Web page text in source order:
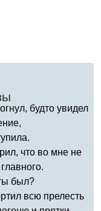
будто увидел
что во мне не
был?
всю прелесть